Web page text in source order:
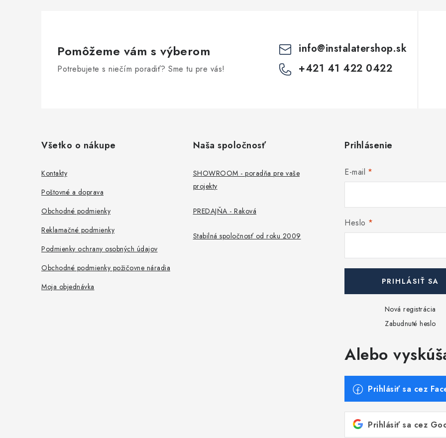
Pomôžeme vám s výberom
Potrebujete s niečím poradiť? Sme tu pre vás!
info@instalatershop.sk
+421 41 422 0422
Všetko o nákupe
Kontakty
Poštovné a doprava
Obchodné podmienky
Reklamačné podmienky
Podmienky ochrany osobných údajov
Obchodné podmienky požičovne náradia
Moja objednávka
Naša spoločnosť
SHOWROOM - poradňa pre vaše
projekty
PREDAJŇA - Raková
Stabilná spoločnosť od roku 2009
Prihlásenie
E-mail
Heslo
PRIHLÁSIŤ SA
Nová registrácia
Zabudnuté heslo
Alebo
Prihlásiť sa cez
Prihlásiť sa cez